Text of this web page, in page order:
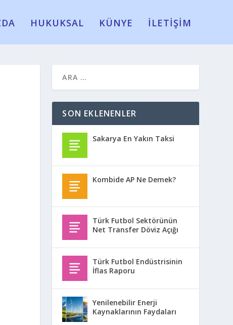
HUKUKSAL KÜNYE İLETİŞİM
SON EKLENENLER
Sakarya En Yakın Taksi
Kombide AP Ne Demek?
Türk Futbol Sektörünün
Net Transfer Döviz Açığı
Türk Futbol Endüstrisinin
İflas Raporu
Yenilenebilir Enerji
Kaynaklarının Faydaları